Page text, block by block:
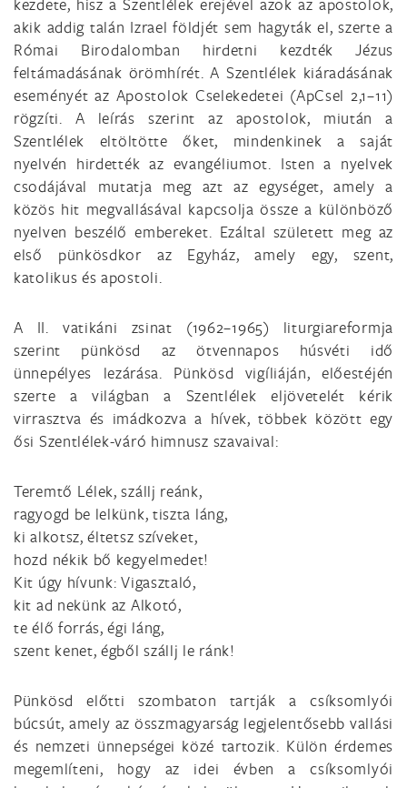
kezdete, hisz a Szentlélek erejével azok az apostolok,
akik addig talán Izrael földjét sem hagyták el, szerte a
Római Birodalomban hirdetni kezdték Jézus
feltámadásának örömhírét. A Szentlélek kiáradásának
eseményét az Apostolok Cselekedetei (ApCsel 2,1–11)
rögzíti. A leírás szerint az apostolok, miután a
Szentlélek eltöltötte őket, mindenkinek a saját
nyelvén hirdették az evangéliumot. Isten a nyelvek
csodájával mutatja meg azt az egységet, amely a
közös hit megvallásával kapcsolja össze a különböző
nyelven beszélő embereket. Ezáltal született meg az
első pünkösdkor az Egyház, amely egy, szent,
katolikus és apostoli.
A II. vatikáni zsinat (1962–1965) liturgiareformja
szerint pünkösd az ötvennapos húsvéti idő
ünnepélyes lezárása. Pünkösd vigíliáján, előestéjén
szerte a világban a Szentlélek eljövetelét kérik
virrasztva és imádkozva a hívek, többek között egy
ősi Szentlélek-váró himnusz szavaival:
Teremtő Lélek, szállj reánk,
ragyogd be lelkünk, tiszta láng,
ki alkotsz, éltetsz szíveket,
hozd nékik bő kegyelmedet!
Kit úgy hívunk: Vigasztaló,
kit ad nekünk az Alkotó,
te élő forrás, égi láng,
szent kenet, égből szállj le ránk!
Pünkösd előtti szombaton tartják a csíksomlyói
búcsút, amely az összmagyarság legjelentősebb vallási
és nemzeti ünnepségei közé tartozik. Külön érdemes
megemlíteni, hogy az idei évben a csíksomlyói